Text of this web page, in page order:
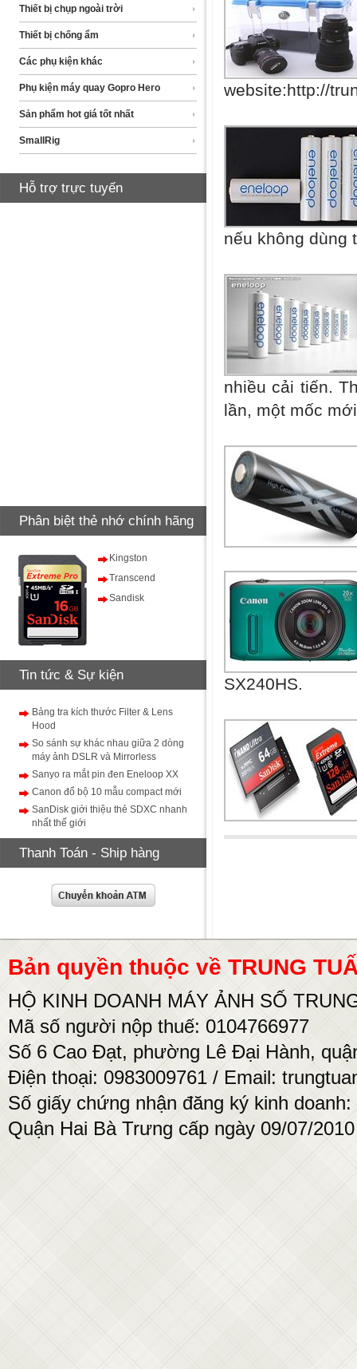
Thiết bị chụp ngoài trời
Thiết bị chống ẩm
Các phụ kiện khác
Phụ kiện máy quay Gopro Hero
Sản phẩm hot giá tốt nhất
SmallRig
Hỗ trợ trực tuyến
Phân biệt thẻ nhớ chính hãng
Kingston
Transcend
Sandisk
Tin tức & Sự kiện
Bảng tra kích thước Filter & Lens
Hood
So sánh sự khác nhau giữa 2 dòng
máy ảnh DSLR và Mirrorless
Sanyo ra mắt pin đen Eneloop XX
Canon đổ bộ 10 mẫu compact mới
SanDisk giới thiệu thẻ SDXC nhanh
nhất thế giới
Thanh Toán - Ship hàng
website:http://
nếu không dùng
nhiều cải tiến.
lần, một mốc
SX240HS.
Bản quyền thuộc về TRUNG
HỘ KINH DOANH MÁY ẢNH SỐ
Mã số người nộp thuế: 0104766977
Số 6 Cao Đạt, phường Lê Đại Hành,
Điện thoại: 0983009761 / Email:
Số giấy chứng nhận đăng ký kinh
Quận Hai Bà Trưng cấp ngày 09/07/2010